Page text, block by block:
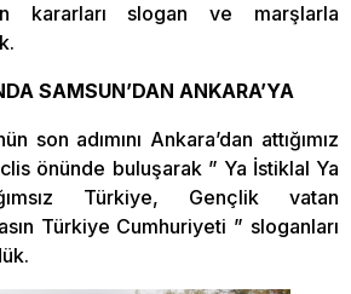
kararları slogan ve marşlarla
SAMSUN’DAN ANKARA’YA
son adımını Ankara’dan attığımız
önünde buluşarak ” Ya İstiklal Ya
Türkiye, Gençlik vatan
Türkiye Cumhuriyeti ” sloganları